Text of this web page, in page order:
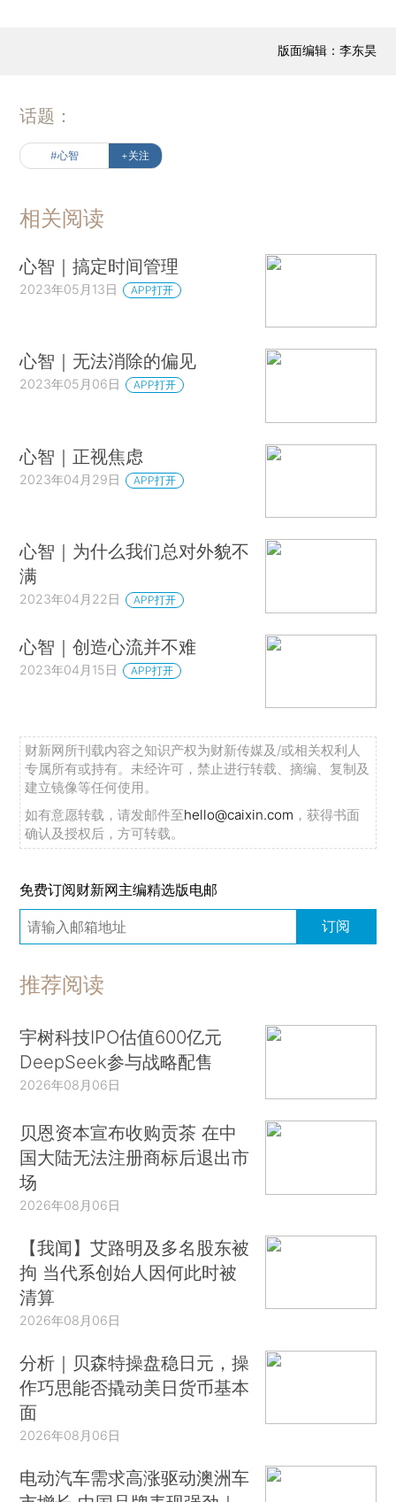
版面编辑：李东昊
话题：
#心智 +关注
相关阅读
心智｜搞定时间管理
2023年05月13日 APP打开
心智｜无法消除的偏见
2023年05月06日 APP打开
心智｜正视焦虑
2023年04月29日 APP打开
心智｜为什么我们总对外貌不
满
2023年04月22日 APP打开
心智｜创造心流并不难
2023年04月15日 APP打开
财新网所刊载内容之知识产权为财新传媒及/或相关权利人
专属所有或持有。未经许可，禁止进行转载、摘编、复制及
建立镜像等任何使用。
如有意愿转载，请发邮件至hello@caixin.com ，获得书面
确认及授权后，方可转载。
免费订阅财新网主编精选版电邮
订阅
推荐阅读
宇树科技IPO估值600亿元
DeepSeek参与战略配售
2026年08月06日
贝恩资本宣布收购贡茶 在中
国大陆无法注册商标后退出市
场
2026年08月06日
【我闻】艾路明及多名股东被
拘 当代系创始人因何此时被
清算
2026年08月06日
分析｜贝森特操盘稳日元，操
作巧思能否撬动美日货币基本
面
2026年08月06日
电动汽车需求高涨驱动澳洲车